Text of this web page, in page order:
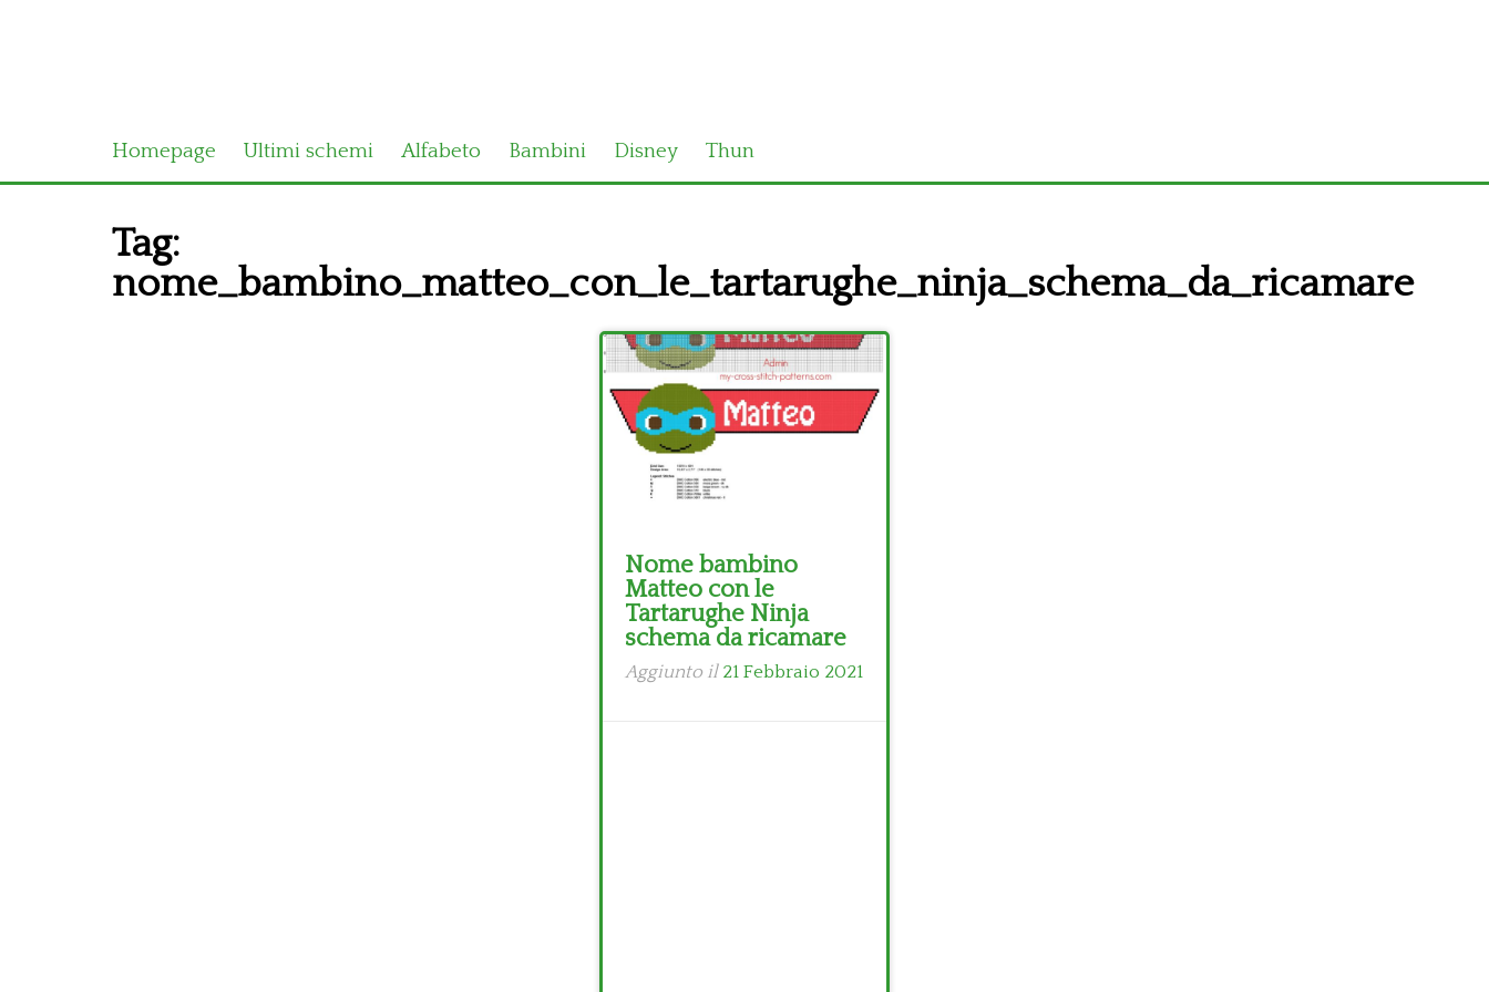
Homepage Ultimi schemi Alfabeto Bambini Disney Thun
Tag:
nome_bambino_matteo_con_le_tartarughe_ninja_schema_da_ricamare
Nome bambino
Matteo con le
Tartarughe Ninja
schema da ricamare
Aggiunto il 21 Febbraio 2021